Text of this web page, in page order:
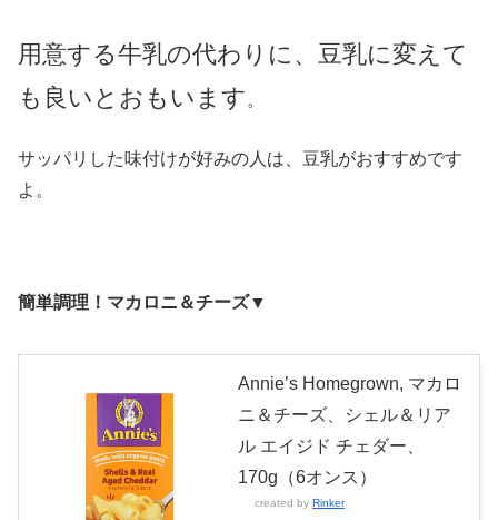
用意する牛乳の代わりに、豆乳に変えて
も良いとおもいます 。
サッパリした味付けが好みの人は、豆乳がおすすめです
よ。
簡単調理！マカロニ＆チーズ▼
Annie’s Homegrown, マカロ
ニ＆チーズ、シェル＆リア
ル エイジド チェダー、
170g（6オンス）
created by Rinker